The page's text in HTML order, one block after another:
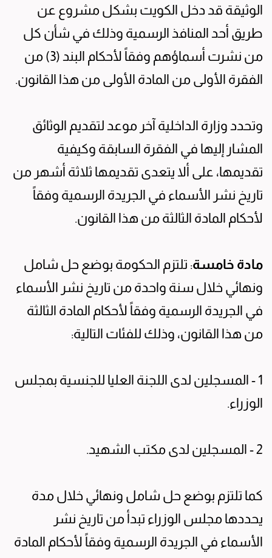
الوثيقة قد دخل الكويت بشكل مشروع عن
طريق أحد المنافذ الرسمية وذلك في شأن كل
من نشرت أسماؤهم وفقاً لأحكام البند (3) من
الفقرة الأولى من المادة الأولى من هذا القانون.
وتحدد وزارة الداخلية آخر موعد لتقديم الوثائق
المشار إليها في الفقرة السابقة وكيفية
تقديمها، على ألا يتعدى تقديمها ثلاثة أشهر من
تاريخ نشر الأسماء في الجريدة الرسمية وفقاً
لأحكام المادة الثالثة من هذا القانون.
مادة خامسة: تلتزم الحكومة بوضع حل شامل
ونهائي خلال سنة واحدة من تاريخ نشر الأسماء
في الجريدة الرسمية وفقاً لأحكام المادة الثالثة
من هذا القانون، وذلك للفئات التالية:
1 - المسجلين لدى اللجنة العليا للجنسية بمجلس
الوزراء.
2 - المسجلين لدى مكتب الشهيد.
كما تلتزم بوضع حل شامل ونهائي خلال مدة
يحددها مجلس الوزراء تبدأ من تاريخ نشر
الأسماء في الجريدة الرسمية وفقاً لأحكام المادة